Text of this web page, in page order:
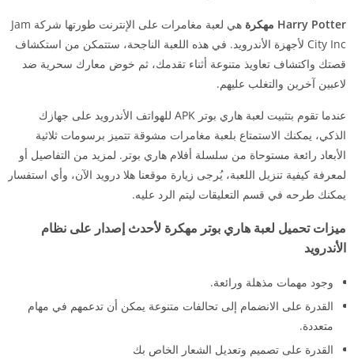
Harry Potter مهكرة
هي لعبة مغامرات على الإنترنت طورتها شركة Jam
City Inc لأجهزة الأندرويد. في هذه اللعبة الناجحة، ستتمكن من استكشاف
قصتك واكتشاف تعاويذ متنوعة أثناء تقدمك، ثم خوض معارك سحرية ضد
لاعبين آخرين والتغلب عليهم.
عندما تقوم بتثبيت لعبة هاري بوتر APK للهواتف الأندرويد على جهازك
الذكي، يمكنك الاستمتاع بلعبة مغامرات مشوقة تتميز برسومات ثلاثية
الأبعاد رائعة مستوحاة من سلسلة أفلام هاري بوتر. لمزيد من التفاصيل أو
لمعرفة كيفية تنزيل اللعبة، يُرجى زيارة موقعنا هلا درويد الآن، وأي استفسار
يمكنك طرحه في قسم التعليقات ليتم الرد عليه.
ميزات تحميل لعبة هاري بوتر مهكرة لأحدث إصدار على نظام
الأندرويد
وجود مهمات مذهلة ورائعة.
القدرة على الانضمام إلى تحالفات متنوعة يمكن أن تدعمهم في مهام
متعددة.
القدرة على تصميم وتعديل الشعار الخاص بك